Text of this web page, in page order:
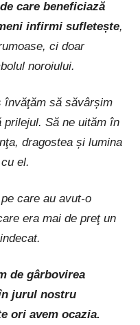
care beneficiază
infirmi sufletește,
ci doar
noroiului.
învăţăm să săvârșim
prilejul. Să ne uităm în
dragostea și lumina
el.
care au avut-o
era mai de preţ un
de gârbovirea
jurul nostru
ori avem ocazia.